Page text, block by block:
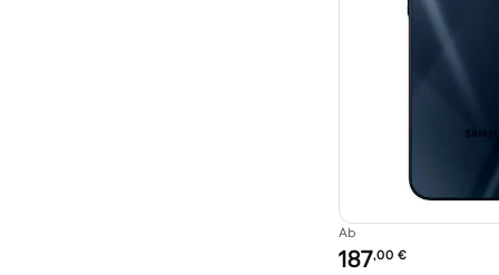
Ab
Preis des erneuerten
187,00 €